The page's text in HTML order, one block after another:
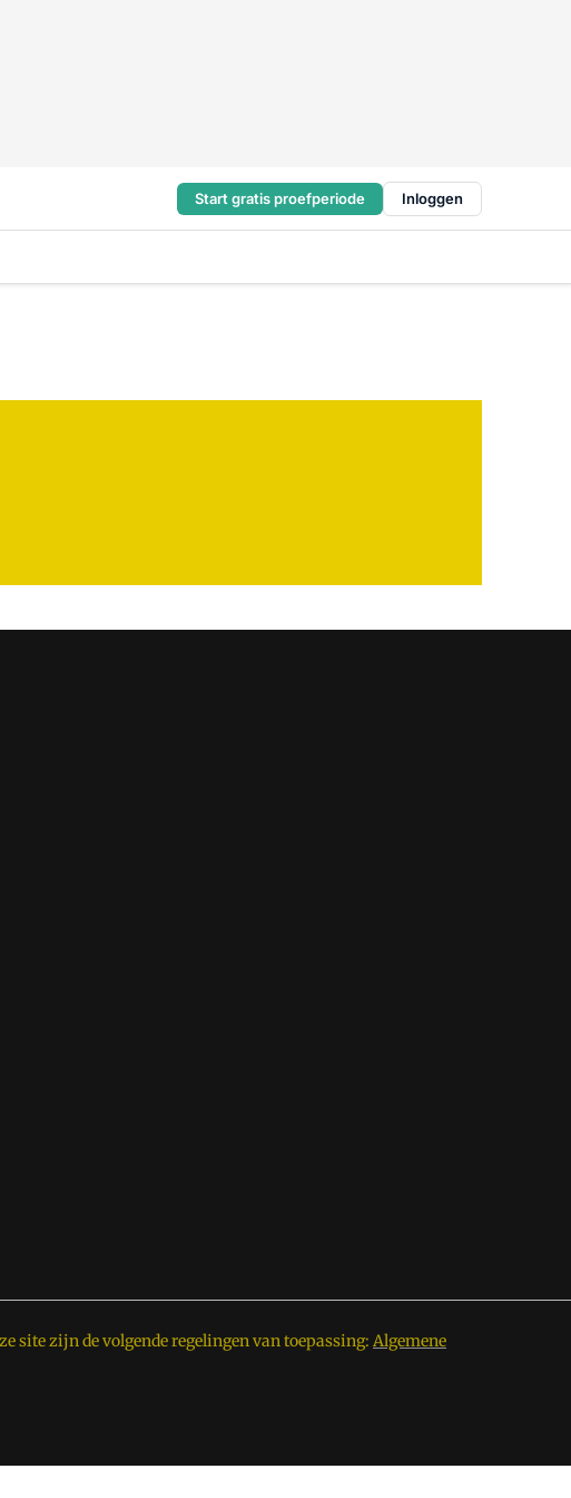
Start gratis proefperiode Inloggen
site zijn de volgende regelingen van toepassing: Algemene